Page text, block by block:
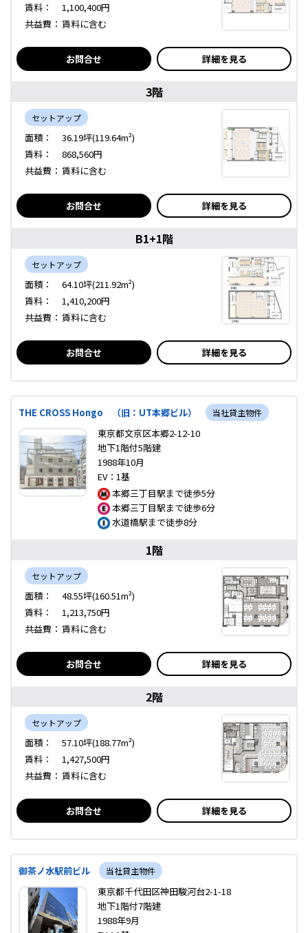
賃料：
1,100,400円
共益費： 賃料に含む
お問合せ 詳細を見る
3階
セットアップ
面積：
36.19坪(119.64m²)
賃料：
868,560円
共益費： 賃料に含む
お問合せ 詳細を見る
B1+1階
セットアップ
面積：
64.10坪(211.92m²)
賃料：
1,410,200円
共益費： 賃料に含む
お問合せ 詳細を見る
THE CROSS Hongo （旧：UT本郷ビル） 当社貸主物件
東京都文京区本郷2-12-10
地下1階付5階建
1988年10月
EV：1基
本郷三丁目駅まで徒歩5分
本郷三丁目駅まで徒歩6分
水道橋駅まで徒歩8分
1階
セットアップ
面積：
48.55坪(160.51m²)
賃料：
1,213,750円
共益費： 賃料に含む
お問合せ 詳細を見る
2階
セットアップ
面積：
57.10坪(188.77m²)
賃料：
1,427,500円
共益費： 賃料に含む
お問合せ 詳細を見る
御茶ノ水駅前ビル 当社貸主物件
東京都千代田区神田駿河台2-1-18
地下1階付7階建
1988年9月